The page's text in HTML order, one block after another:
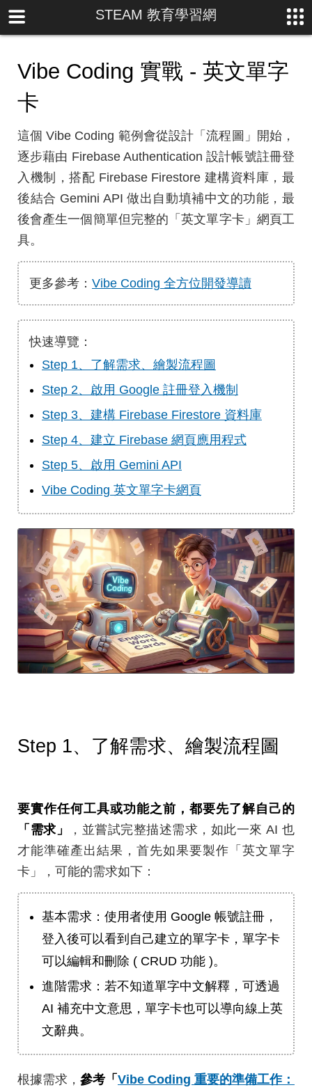
STEAM 教育學習網
Vibe Coding 實戰 - 英文單字
卡
這個 Vibe Coding 範例會從設計「流程圖」開始，
逐步藉由 Firebase Authentication 設計帳號註冊登
入機制，搭配 Firebase Firestore 建構資料庫，最
後結合 Gemini API 做出自動填補中文的功能，最
後會產生一個簡單但完整的「英文單字卡」網頁工
具。
更多參考： Vibe Coding 全方位開發導讀
快速導覽：
Step 1、了解需求、繪製流程圖
Step 2、啟用 Google 註冊登入機制
Step 3、建構 Firebase Firestore 資料庫
Step 4、建立 Firebase 網頁應用程式
Step 5、啟用 Gemini API
Vibe Coding 英文單字卡網頁
Step 1、了解需求、繪製流程圖
要實作任何工具或功能之前，都要先了解自己的
「需求」
，並嘗試完整描述需求，如此一來 AI 也
才能準確產出結果，首先如果要製作「英文單字
卡」，可能的需求如下：
基本需求：使用者使用 Google 帳號註冊，
登入後可以看到自己建立的單字卡，單字卡
可以編輯和刪除 ( CRUD 功能 )。
進階需求：若不知道單字中文解釋，可透過
AI 補充中文意思，單字卡也可以導向線上英
文辭典。
根據需求， 參考「 Vibe Coding 重要的準備工作：